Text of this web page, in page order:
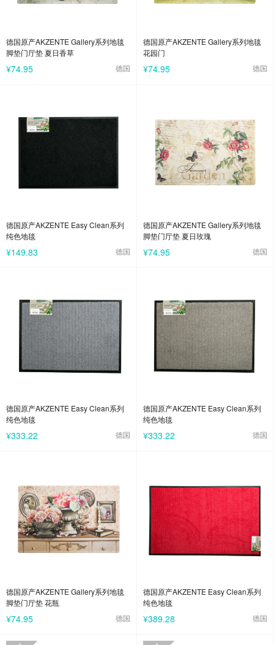
德国原产AKZENTE Gallery系列地毯
脚垫门厅垫 夏日香草
¥74.95 德国
德国原产AKZENTE Gallery系列地毯
花园门
¥74.95 德国
德国原产AKZENTE Easy Clean系列
纯色地毯
¥149.83 德国
德国原产AKZENTE Gallery系列地毯
脚垫门厅垫 夏日玫瑰
¥74.95 德国
德国原产AKZENTE Easy Clean系列
纯色地毯
¥333.22 德国
德国原产AKZENTE Easy Clean系列
纯色地毯
¥333.22 德国
德国原产AKZENTE Gallery系列地毯
脚垫门厅垫 花瓶
¥74.95 德国
德国原产AKZENTE Easy Clean系列
纯色地毯
¥389.28 德国